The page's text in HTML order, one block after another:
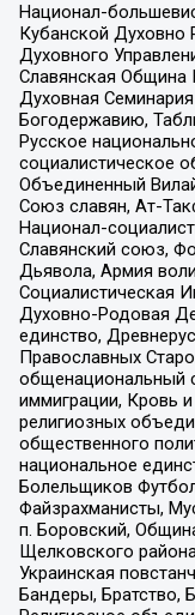
Национал-
Кубанской
Духовного
Славянская
Духовная
Богодержавию,
Русское
социалистическое
Объединенный
Союз славян, Ат-
Национал-
Славянский союз,
Дьявола, Армия
Социалистическая
Духовно-Родовая
единство,
Православных
общенациональный
иммиграции, Кровь
религиозных
общественного
национальное
Болельщиков
Файзрахманисты,
п. Боровский,
Щелковского
Украинская
Бандеры, Братство,